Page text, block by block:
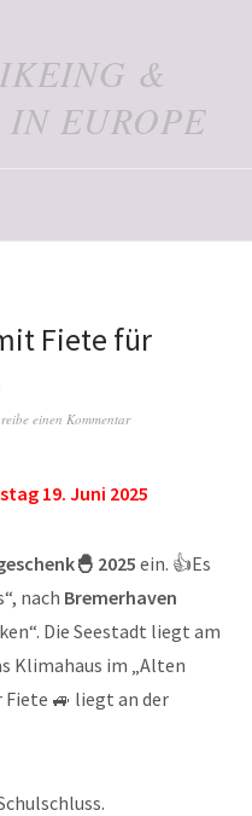
&
EUROPE
Fiete für
einen Kommentar
19. Juni 2025
🐣 2025 ein. 👍Es
nach Bremerhaven
Die Seestadt liegt am
Klimahaus im „Alten
Fiete 🚙 liegt an der